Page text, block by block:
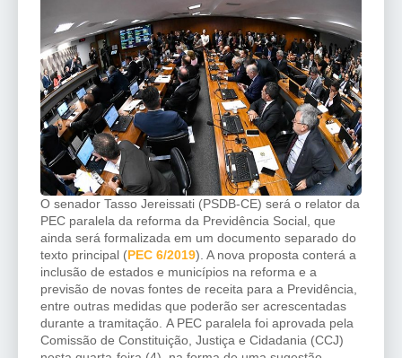
O senador Tasso Jereissati (PSDB-CE) será o relator da
PEC paralela da reforma da Previdência Social, que
ainda será formalizada em um documento separado do
texto principal (PEC 6/2019). A nova proposta conterá a
inclusão de estados e municípios na reforma e a
previsão de novas fontes de receita para a Previdência,
entre outras medidas que poderão ser acrescentadas
durante a tramitação. A PEC paralela foi aprovada pela
Comissão de Constituição, Justiça e Cidadania (CCJ)